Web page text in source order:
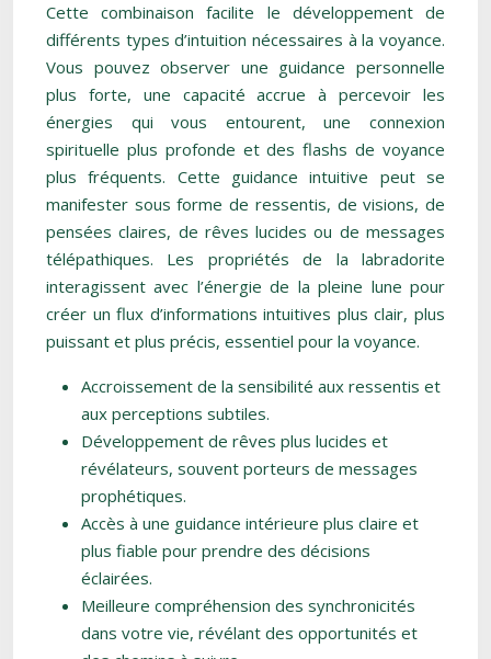
Cette combinaison facilite le développement de
différents types d’intuition nécessaires à la voyance.
Vous pouvez observer une guidance personnelle
plus forte, une capacité accrue à percevoir les
énergies qui vous entourent, une connexion
spirituelle plus profonde et des flashs de voyance
plus fréquents. Cette guidance intuitive peut se
manifester sous forme de ressentis, de visions, de
pensées claires, de rêves lucides ou de messages
télépathiques. Les propriétés de la labradorite
interagissent avec l’énergie de la pleine lune pour
créer un flux d’informations intuitives plus clair, plus
puissant et plus précis, essentiel pour la voyance.
Accroissement de la sensibilité aux ressentis et
aux perceptions subtiles.
Développement de rêves plus lucides et
révélateurs, souvent porteurs de messages
prophétiques.
Accès à une guidance intérieure plus claire et
plus fiable pour prendre des décisions
éclairées.
Meilleure compréhension des synchronicités
dans votre vie, révélant des opportunités et